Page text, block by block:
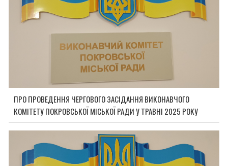
ПРО ПРОВЕДЕННЯ ЧЕРГОВОГО ЗАСІДАННЯ ВИКОНАВЧОГО
КОМІТЕТУ ПОКРОВСЬКОЇ МІСЬКОЇ РАДИ У ТРАВНІ 2025 РОКУ